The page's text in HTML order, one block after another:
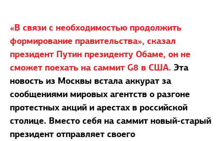
«В связи с необходимостью продолжить
формирование правительства», сказал
президент Путин президенту Обаме, он не
сможет поехать на саммит G8 в США. Эта
новость из Москвы встала аккурат за
сообщениями мировых агентств о разгоне
протестных акций и арестах в российской
столице. Вместо себя на саммит новый-старый
президент отправляет своего